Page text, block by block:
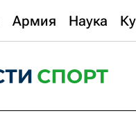
Армия Наука